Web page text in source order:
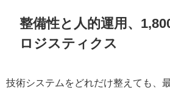
整備性と人的運用、
ロジスティクス
技術システムをどれだけ整えても、